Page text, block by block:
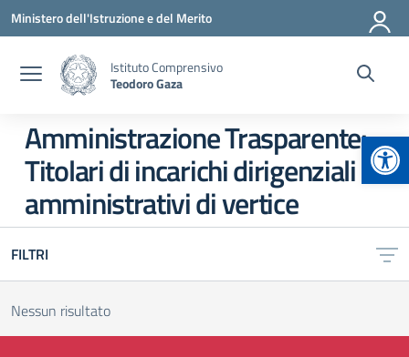
Vai ai contenuti
Vai al menu di navigazione
Vai al footer
Ministero dell'Istruzione e del Merito
Istituto Comprensivo
Teodoro Gaza
Amministrazione Trasparente:
Titolari di incarichi dirigenziali
amministrativi di vertice
FILTRI
Nessun risultato